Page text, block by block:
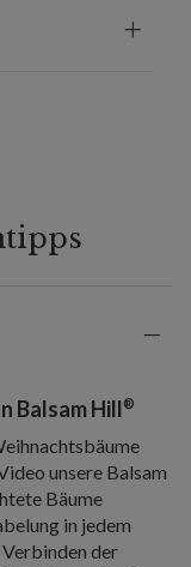
Balsam Hill®
unsere Balsam
Bäume
in jedem
der